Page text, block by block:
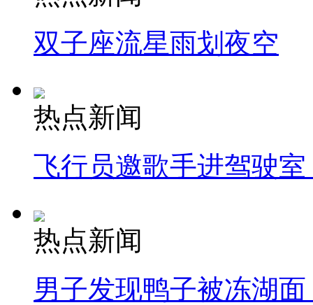
双子座流星雨划夜空
热点新闻
飞行员邀歌手进驾驶
热点新闻
男子发现鸭子被冻湖